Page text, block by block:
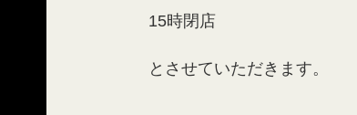
15時閉店
とさせていただきます。